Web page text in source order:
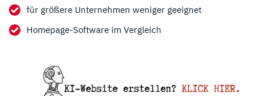
für größere Unternehmen weniger geeignet
Homepage-Software im Vergleich